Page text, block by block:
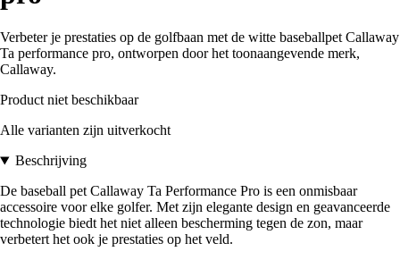
Verbeter je prestaties op de golfbaan met de witte baseballpet Callaway
Ta performance pro, ontworpen door het toonaangevende merk,
Callaway.
Product niet beschikbaar
Alle varianten zijn uitverkocht
Beschrijving
De baseball pet Callaway Ta Performance Pro is een onmisbaar
accessoire voor elke golfer. Met zijn elegante design en geavanceerde
technologie biedt het niet alleen bescherming tegen de zon, maar
verbetert het ook je prestaties op het veld.